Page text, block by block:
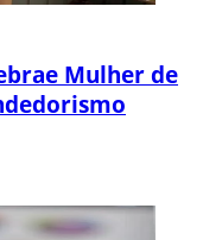
Mulher de